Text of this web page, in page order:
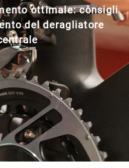
ottimale: consigli
del deragliatore